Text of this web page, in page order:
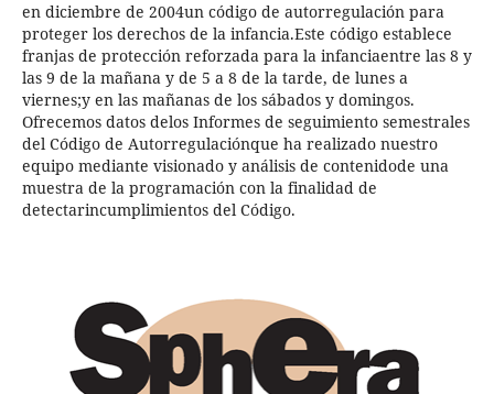
en diciembre de 2004un código de autorregulación para
proteger los derechos de la infancia.Este código establece
franjas de protección reforzada para la infanciaentre las 8 y
las 9 de la mañana y de 5 a 8 de la tarde, de lunes a
viernes;y en las mañanas de los sábados y domingos.
Ofrecemos datos delos Informes de seguimiento semestrales
del Código de Autorregulaciónque ha realizado nuestro
equipo mediante visionado y análisis de contenidode una
muestra de la programación con la finalidad de
detectarincumplimientos del Código.